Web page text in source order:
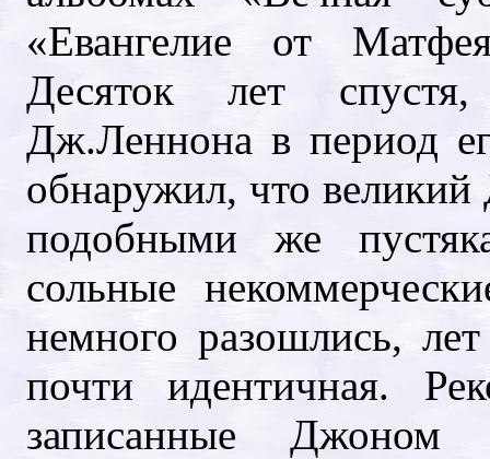
«Евангелие от
Десяток лет
Дж.Леннона в период
обнаружил, что
подобными же
сольные
немного разошлись,
почти идентичная.
записанные